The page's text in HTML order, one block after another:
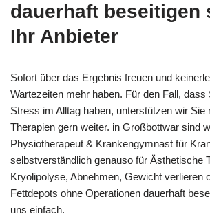
dauerhaft beseitigen
Ihr Anbieter
Sofort über das Ergebnis freuen und
Wartezeiten mehr haben. Für den Fall, dass
Stress im Alltag haben, unterstützen wir Sie
Therapien gern weiter. in Großbottwar sind
Physiotherapeut & Krankengymnast für
selbstverständlich genauso für Ästhetische
Kryolipolyse, Abnehmen, Gewicht verlieren
Fettdepots ohne Operationen dauerhaft
uns einfach.